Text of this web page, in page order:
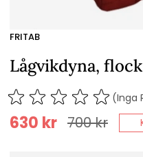
FRITAB
Lågvikdyna,
(Inga
700kr
630 kr